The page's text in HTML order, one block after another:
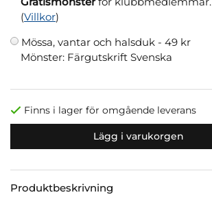
(Villkor)
Mössa, vantar och halsduk - 49 kr
Mönster: Färgutskrift Svenska
Finns i lager för omgående leverans
Lägg i varukorgen
Produktbeskrivning